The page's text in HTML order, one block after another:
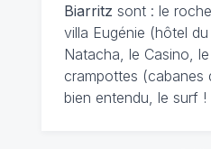
Biarritz sont : le
villa Eugénie (hôtel
Natacha, le Casino,
crampottes (cabanes
bien entendu, le surf !